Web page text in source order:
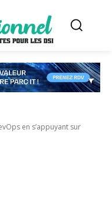
en s’appuyant sur